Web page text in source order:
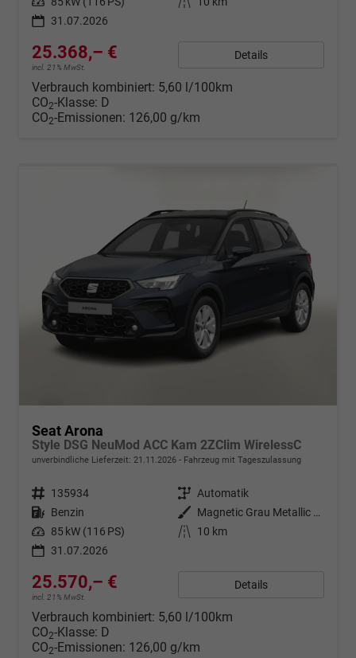
31.07.2026
25.368,– €
incl. 21% MwSt.
Details
Verbrauch kombiniert: 5,60 l/100km
CO2-Klasse: D
CO2-Emissionen: 126,00 g/km
Seat Arona
Style DSG NeuMod ACC Kam 2ZClim WirelessC
unverbindliche Lieferzeit: 21.11.2026 Fahrzeug mit Tageszulassung
Fahrzeugnr. 135934 Getriebe Automatik
Kraftstoff Benzin Außenfarbe
Magnetic Grau Metallic / Dachfa
Leistung 85 kW (116 PS) Kilometerstand
10 km
31.07.2026
25.570,– €
incl. 21% MwSt.
Details
Verbrauch kombiniert: 5,60 l/100km
CO2-Klasse: D
CO2-Emissionen: 126,00 g/km